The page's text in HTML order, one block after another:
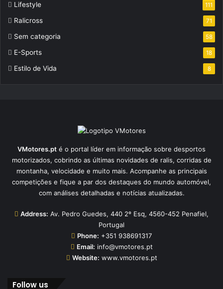
Lifestyle 111
Ralicross 71
Sem categoria 58
E-Sports 18
Estilo de Vida 8
VMotores.pt é o portal líder em informação sobre desportos
motorizados, cobrindo as últimas novidades de ralis, corridas de
montanha, velocidade e muito mais. Acompanhe as principais
competições e fique a par dos destaques do mundo automóvel,
com análises detalhadas e notícias atualizadas.
Address: Av. Pedro Guedes, 440 2º Esq, 4560-452 Penafiel,
Portugal
Phone: +351 938691317
Email: info@vmotores.pt
Website: www.vmotores.pt
Follow us